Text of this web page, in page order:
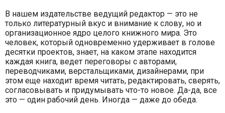
В нашем издательстве ведущий редактор — это не
только литературный вкус и внимание к слову, но и
организационное ядро целого книжного мира. Это
человек, который одновременно удерживает в голове
десятки проектов, знает, на каком этапе находится
каждая книга, ведет переговоры с авторами,
переводчиками, верстальщиками, дизайнерами, при
этом еще находит время читать, редактировать, сверять,
согласовывать и придумывать что-то новое. Да-да, все
это — один рабочий день. Иногда — даже до обеда.